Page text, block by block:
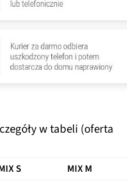
w tabeli (oferta
S MIX M